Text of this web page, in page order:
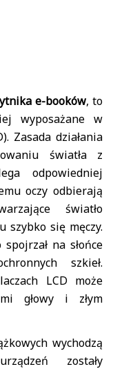
e-booków, to
wyposażane w
Zasada działania
światła z
odpowiedniej
oczy odbierają
światło
szybko się męczy.
na słońce
szkieł.
LCD może
głowy i złym
wychodzą
zostały